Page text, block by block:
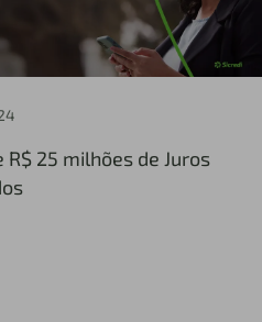
25 milhões de Juros